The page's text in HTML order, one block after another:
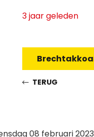
3 jaar geleden
TERUG
08 februari 2023